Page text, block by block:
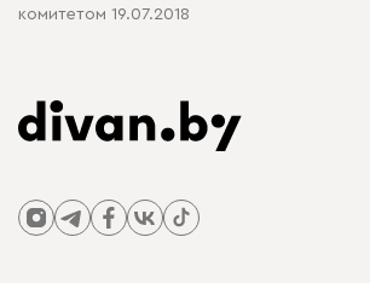
комитетом 19.07.2018